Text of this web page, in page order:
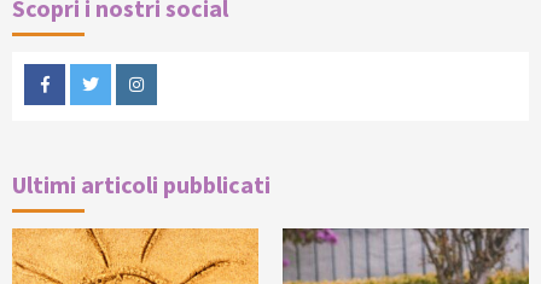
Scopri i nostri social
FacebookTwitterInstagram
Ultimi articoli pubblicati